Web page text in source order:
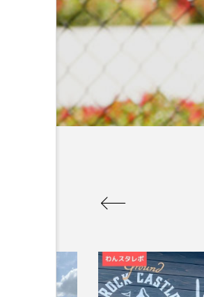
トップペー
会社概要
プライバシ
